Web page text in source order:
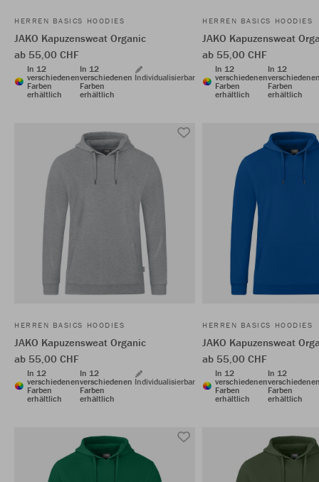
HERREN BASICS HOODIES
JAKO Kapuzensweat Organic
ab 55,00 CHF
In 12
verschiedenen
Farben
erhältlich
In 12
verschiedenen
Farben
erhältlich
Individualisierbar
HERREN BASICS HOODIES
JAKO Kapuzensweat
ab 55,00 CHF
In 12
verschiedenen
Farben
erhältlich
In 12
Farben
erhältlich
HERREN BASICS HOODIES
JAKO Kapuzensweat Organic
ab 55,00 CHF
In 12
verschiedenen
Farben
erhältlich
In 12
verschiedenen
Farben
erhältlich
Individualisierbar
HERREN BASICS HOODIES
JAKO Kapuzensweat
ab 55,00 CHF
In 12
verschiedenen
Farben
erhältlich
In 12
Farben
erhältlich